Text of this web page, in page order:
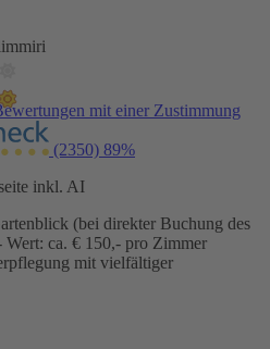
mit einer Zustimmung
(2350) 89%
inkl. AI
(bei direkter Buchung des
ca. € 150,- pro Zimmer
mit vielfältiger